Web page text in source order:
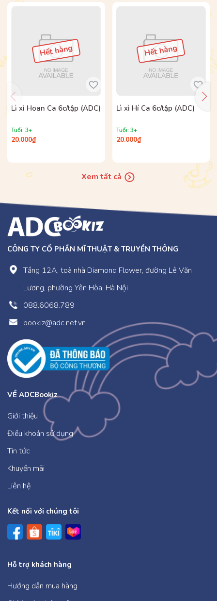
Hết hàng
Lì xì Hoan Ca 6c/tập (ADC)
Tuổi: 3+
20.000₫
Hết hàng
Lì xì Hí Ca 6c/tập (ADC)
Tuổi: 3+
20.000₫
Xem tất cả
CÔNG TY CỔ PHẦN MĨ THUẬT & TRUYỀN THÔNG
Tầng 12A, toà nhà Diamond Flower, đường Lê Văn
Lương, phường Yên Hòa, Hà Nội
088.6068.789
bookiz@adc.net.vn
VỀ ADCBookiz
Giới thiệu
Điều khoản sử dụng
Tin tức
Khuyến mãi
Liên hệ
Kết nối với chúng tôi
Hỗ trợ khách hàng
Hướng dẫn mua hàng